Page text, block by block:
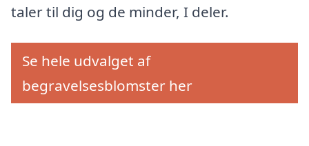
taler til dig og de minder, I deler.
Se hele udvalget af
begravelsesblomster her